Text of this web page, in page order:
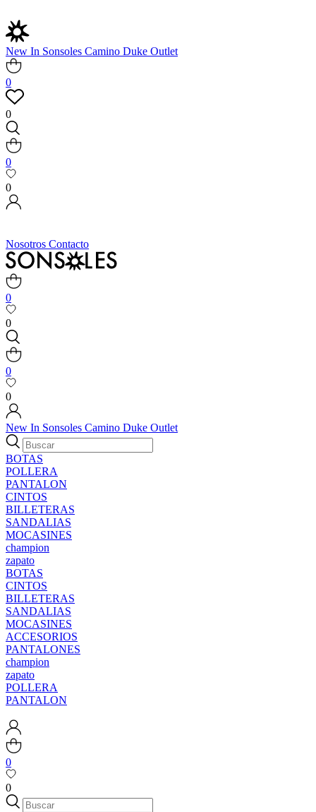
New In Sonsoles Camino Duke Outlet
0
0
0
0
Nosotros Contacto
0
0
0
0
New In Sonsoles Camino Duke Outlet
BOTAS
POLLERA
PANTALON
CINTOS
BILLETERAS
SANDALIAS
MOCASINES
champion
zapato
BOTAS
CINTOS
BILLETERAS
SANDALIAS
MOCASINES
ACCESORIOS
PANTALONES
champion
zapato
POLLERA
PANTALON
0
0